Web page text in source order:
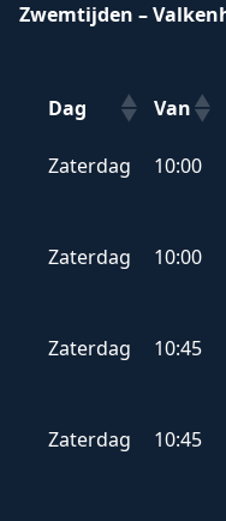
Zwemtijden –
Dag Van
Dag
Van
Zaterdag 10:00
Zaterdag 10:00
Zaterdag 10:45
Zaterdag 10:45